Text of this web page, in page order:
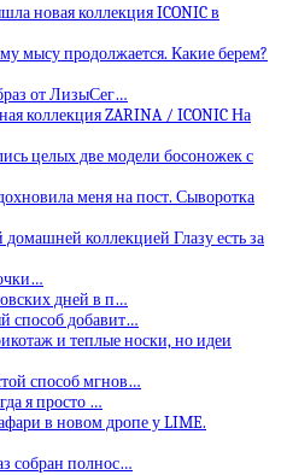
новая коллекция ICONIC в
мысу продолжается. Какие берем?
от ЛизыСег…
коллекция ZARINA / ICONIC На
целых две модели босоножек с
меня на пост. Сыворотка
коллекцией Глазу есть за
дней в п…
способ добавит…
и теплые носки, но идеи
способ мгнов…
я просто …
в новом дропе у LIME.
собран полнос…